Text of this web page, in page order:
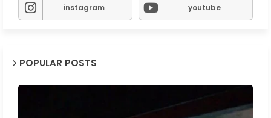
instagram youtube
POPULAR POSTS